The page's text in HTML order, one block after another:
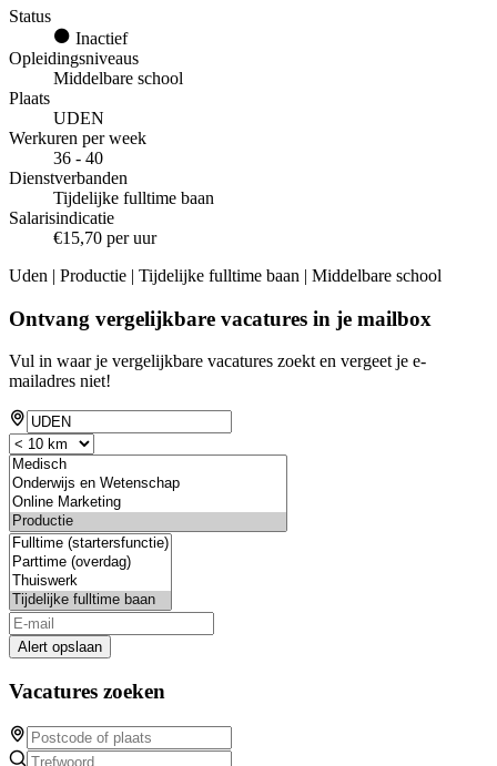
Status
Inactief
Opleidingsniveaus
Middelbare school
Plaats
UDEN
Werkuren per week
36 - 40
Dienstverbanden
Tijdelijke fulltime baan
Salarisindicatie
€15,70 per uur
Uden | Productie | Tijdelijke fulltime baan | Middelbare school
Ontvang vergelijkbare vacatures in je mailbox
Vul in waar je vergelijkbare vacatures zoekt en vergeet je e-
mailadres niet!
Alert opslaan
Vacatures zoeken